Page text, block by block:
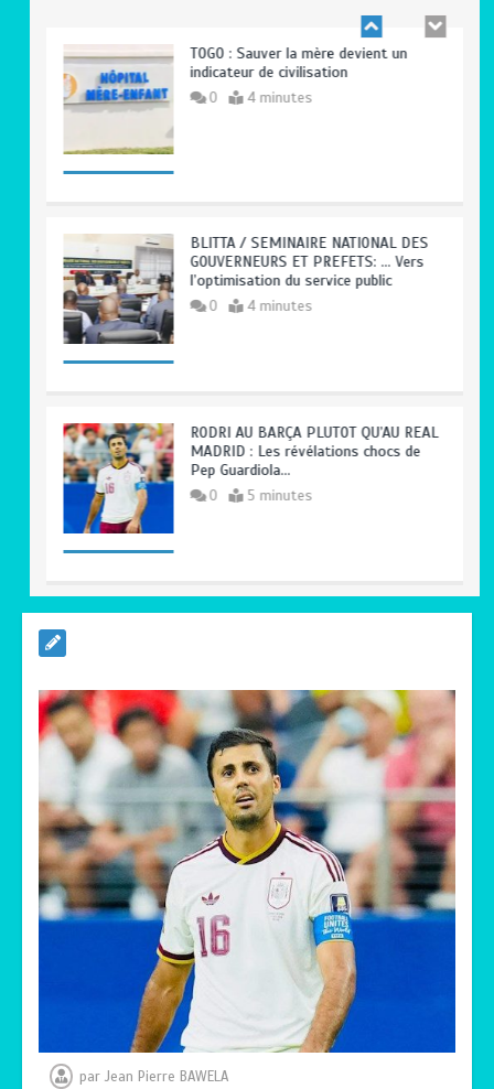
TOGO : Sauver la mère devient un
indicateur de civilisation
0 4 minutes
BLITTA / SEMINAIRE NATIONAL DES
GOUVERNEURS ET PREFETS: … Vers
l’optimisation du service public
0 4 minutes
RODRI AU BARÇA PLUTOT QU’AU REAL
MADRID : Les révélations chocs de
Pep Guardiola…
0 5 minutes
0 5 minutes
TOGO : Sauver la mère devient un
indicateur de civilisation
0 4 minutes
par Jean Pierre BAWELA